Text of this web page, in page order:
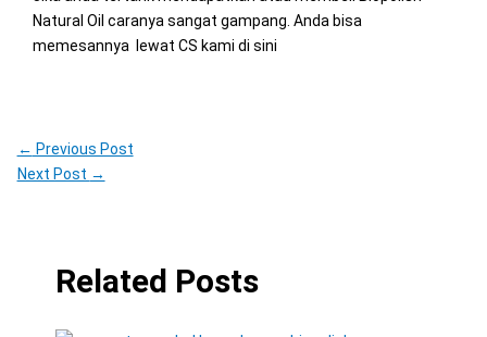
Natural Oil caranya sangat gampang. Anda bisa
memesannya lewat CS kami di sini
← Previous Post
Next Post →
Related Posts